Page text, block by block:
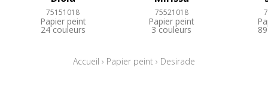
75151018
Papier peint
24 couleurs
75521018
Papier peint
3 couleurs
Accueil › Papier peint › Desirade